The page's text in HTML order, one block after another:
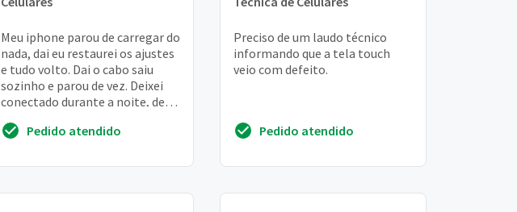
Meu iphone parou de carregar do
nada, dai eu restaurei os ajustes
e tudo volto. Dai o cabo saiu
sozinho e parou de vez. Deixei
conectado durante a noite, de
Pedido atendido
Preciso de um laudo técnico
informando que a tela touch
veio com defeito.
Pedido atendido